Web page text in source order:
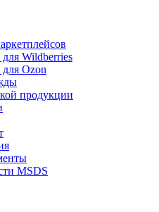
Wildberries
Ozon
продукции
MSDS